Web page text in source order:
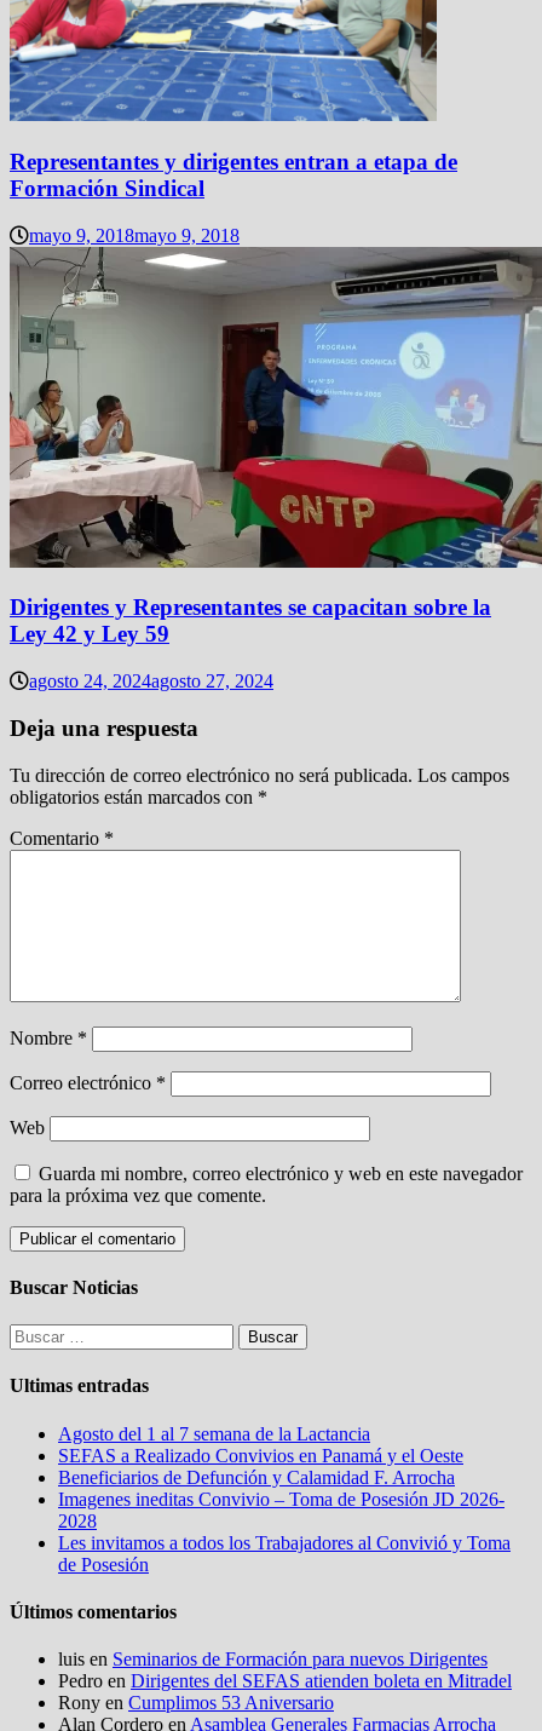
Representantes y dirigentes entran a etapa de
Formación Sindical
mayo 9, 2018mayo 9, 2018
Dirigentes y Representantes se capacitan sobre la
Ley 42 y Ley 59
agosto 24, 2024agosto 27, 2024
Deja una respuesta
Tu dirección de correo electrónico no será publicada. Los campos
obligatorios están marcados con *
Comentario *
Nombre *
Correo electrónico *
Web
Guarda mi nombre, correo electrónico y web en este navegador
para la próxima vez que comente.
Buscar Noticias
Buscar:
Ultimas entradas
Agosto del 1 al 7 semana de la Lactancia
SEFAS a Realizado Convivios en Panamá y el Oeste
Beneficiarios de Defunción y Calamidad F. Arrocha
Imagenes ineditas Convivio – Toma de Posesión JD 2026-
2028
Les invitamos a todos los Trabajadores al Convivió y Toma
de Posesión
Últimos comentarios
luis en Seminarios de Formación para nuevos Dirigentes
Pedro en Dirigentes del SEFAS atienden boleta en Mitradel
Rony en Cumplimos 53 Aniversario
Alan Cordero en Asamblea Generales Farmacias Arrocha